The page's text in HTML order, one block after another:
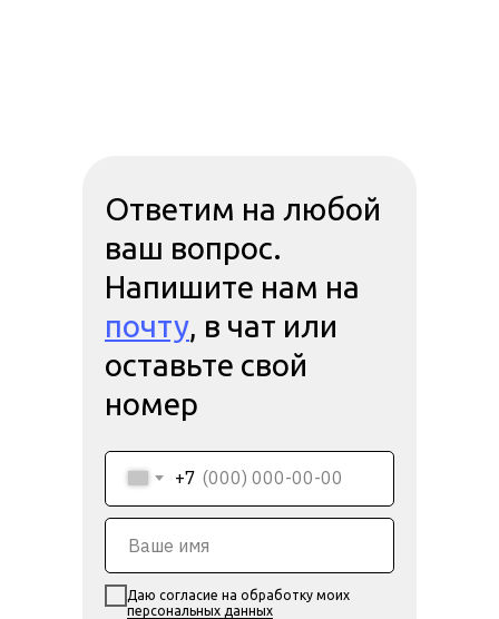
Ответим на любой
ваш вопрос.
Напишите нам на
почту, в чат или
оставьте свой
номер
+7
Даю согласие на обработку моих
персональных данных